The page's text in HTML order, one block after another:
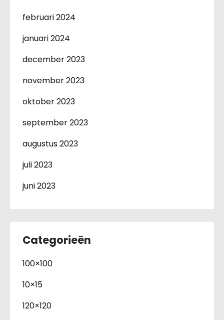
februari 2024
januari 2024
december 2023
november 2023
oktober 2023
september 2023
augustus 2023
juli 2023
juni 2023
Categorieën
100×100
10×15
120×120